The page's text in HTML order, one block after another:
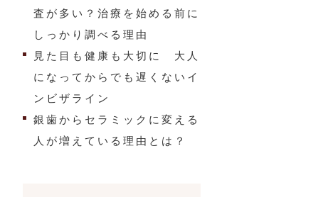
査が多い？治療を始める前に
しっかり調べる理由
見た目も健康も大切に 大人
になってからでも遅くないイ
ンビザライン
銀歯からセラミックに変える
人が増えている理由とは？